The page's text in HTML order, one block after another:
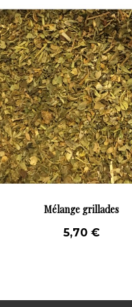
Recharge Basilic à
8,00 €